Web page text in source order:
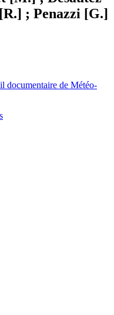
; Penazzi [G.]
documentaire de Météo-